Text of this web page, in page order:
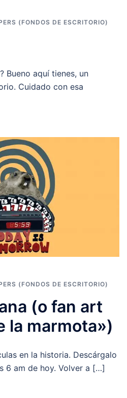
(FONDOS DE ESCRITORIO)
Bueno aquí tienes, un
Cuidado con esa
(FONDOS DE ESCRITORIO)
(o fan art
la marmota»)
en la historia. Descárgalo
6 am de hoy. Volver a […]